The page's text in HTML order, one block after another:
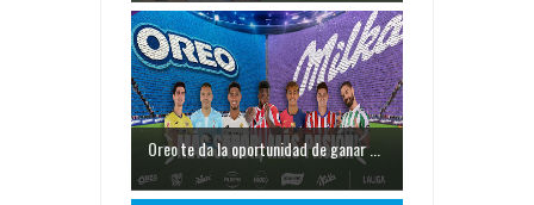
Oreo te da la oportunidad de ganar ...